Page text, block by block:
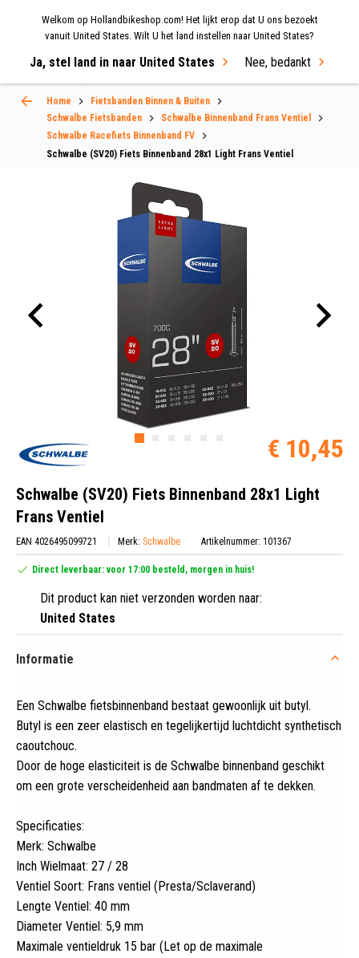
Welkom op Hollandbikeshop.com! Het lijkt erop dat U ons bezoekt
vanuit United States. Wilt U het land instellen naar United States?
Ja, stel land in naar United States Nee, bedankt
Home
Fietsbanden Binnen & Buiten
Schwalbe Fietsbanden
Schwalbe Binnenband Frans Ventiel
Schwalbe Racefiets Binnenband FV
Schwalbe (SV20) Fiets Binnenband 28x1 Light Frans Ventiel
€ 10,45
Schwalbe (SV20) Fiets Binnenband 28x1 Light
Frans Ventiel
EAN 4026495099721 Merk: Schwalbe Artikelnummer: 101367
Direct leverbaar: voor 17:00 besteld, morgen in huis!
Informatie
Een Schwalbe fietsbinnenband bestaat gewoonlijk uit butyl.
Butyl is een zeer elastisch en tegelijkertijd luchtdicht synthetisch
caoutchouc.
Door de hoge elasticiteit is de Schwalbe binnenband geschikt
om een grote verscheidenheid aan bandmaten af te dekken.
Specificaties:
Merk: Schwalbe
Inch Wielmaat: 27 / 28
Ventiel Soort: Frans ventiel (Presta/Sclaverand)
Lengte Ventiel: 40 mm
Diameter Ventiel: 5,9 mm
Maximale ventieldruk 15 bar (Let op de maximale
Dit product kan niet verzonden worden naar:
United States